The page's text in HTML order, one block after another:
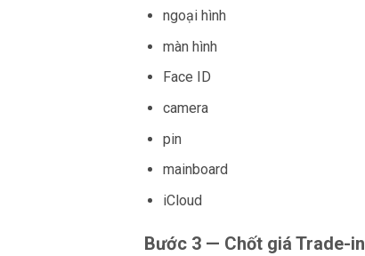
ngoại hình
màn hình
Face ID
camera
pin
mainboard
iCloud
Bước 3 — Chốt giá Trade-in